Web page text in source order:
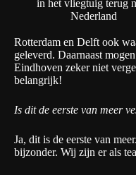
in het vliegtuig terug
Nederland
Rotterdam en Delft ook
geleverd. Daarnaast
Eindhoven zeker niet
belangrijk!
Is dit de eerste van meer
Ja, dit is de eerste van
bijzonder. Wij zijn er als